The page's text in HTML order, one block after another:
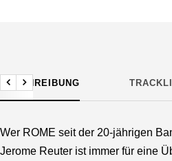
BESCHREIBUNG
ZurückWeiter
Wer ROME seit der 20-jährigen
Jerome Reuter ist immer für eine